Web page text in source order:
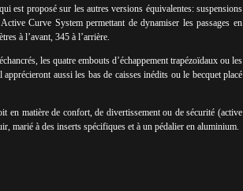
est proposé sur les autres versions équivalentes: suspensions
Curve System permettant de dynamiser les passages en
à l’avant, 345 à l’arrière.
les quatre embouts d’échappement trapézoïdaux ou les
aussi les bas de caisses inédits ou le becquet placé
en matière de confort, de divertissement ou de sécurité (active
marié à des inserts spécifiques et à un pédalier en aluminium.